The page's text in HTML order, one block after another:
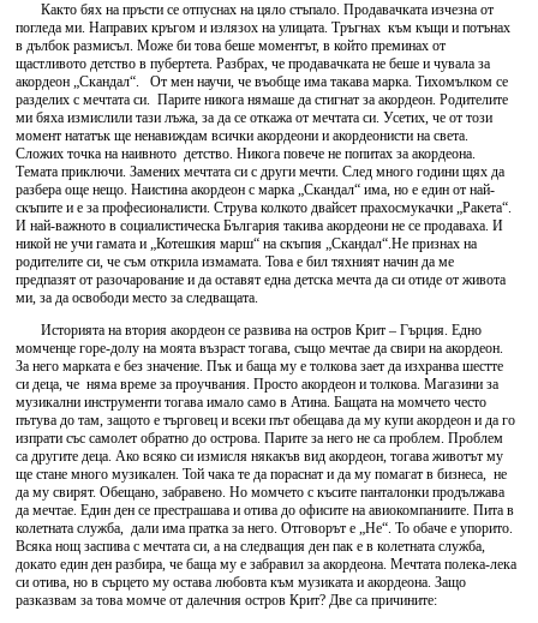
Както бях на пръсти се отпуснах на цяло стъпало. Продавачката изчезна от
погледа ми. Направих кръгом и излязох на улицата. Тръгнах към къщи и потънах
в дълбок размисъл. Може би това беше моментът, в който преминах от
щастливото детство в пубертета. Разбрах, че продавачката не беше и чувала за
акордеон „Скандал“. От мен научи, че въобще има такава марка. Тихомълком се
разделих с мечтата си. Парите никога нямаше да стигнат за акордеон. Родителите
ми бяха измислили тази лъжа, за да се откажа от мечтата си. Усетих, че от този
момент нататък ще ненавиждам всички акордеони и акордеонисти на света.
Сложих точка на наивното детство. Никога повече не попитах за акордеона.
Темата приключи. Замених мечтата си с други мечти. След много години щях да
разбера още нещо. Наистина акордеон с марка „Скандал“ има, но е един от най-
скъпите и е за професионалисти. Струва колкото двайсет прахосмукачки „Ракета“.
И най-важното в социалистическа България такива акордеони не се продаваха. И
никой не учи гамата и „Котешкия марш“ на скъпия „Скандал“.Не признах на
родителите си, че съм открила измамата. Това е бил тяхният начин да ме
предпазят от разочарование и да оставят една детска мечта да си отиде от живота
ми, за да освободи место за следващата.
Историята на втория акордеон се развива на остров Крит – Гърция. Едно
момченце горе-долу на моята възраст тогава, също мечтае да свири на акордеон.
За него марката е без значение. Пък и баща му е толкова зает да изхранва шестте
си деца, че няма време за проучвания. Просто акордеон и толкова. Магазини за
музикални инструменти тогава имало само в Атина. Бащата на момчето често
пътува до там, защото е търговец и всеки път обещава да му купи акордеон и да го
изпрати със самолет обратно до острова. Парите за него не са проблем. Проблем
са другите деца. Ако всяко си измисля някакъв вид акордеон, тогава животът му
ще стане много музикален. Той чака те да пораснат и да му помагат в бизнеса, не
да му свирят. Обещано, забравено. Но момчето с късите панталонки продължава
да мечтае. Един ден се престрашава и отива до офисите на авиокомпаниите. Пита в
колетната служба, дали има пратка за него. Отговорът е „Не“. То обаче е упорито.
Всяка нощ заспива с мечтата си, а на следващия ден пак е в колетната служба,
докато един ден разбира, че баща му е забравил за акордеона. Мечтата полека-лека
си отива, но в сърцето му остава любовта към музиката и акордеона. Защо
разказвам за това момче от далечния остров Крит? Две са причините: